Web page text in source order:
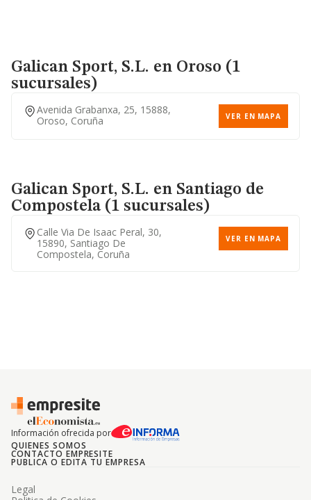
Galican Sport, S.l. en Oroso (1
sucursales)
Avenida Grabanxa, 25, 15888,
Oroso, Coruña
VER EN MAPA
Galican Sport, S.l. en Santiago de
Compostela (1 sucursales)
Calle Via De Isaac Peral, 30,
15890, Santiago De
Compostela, Coruña
VER EN MAPA
Información ofrecida por
QUIENES SOMOS
CONTACTO EMPRESITE
PUBLICA O EDITA TU EMPRESA
Legal